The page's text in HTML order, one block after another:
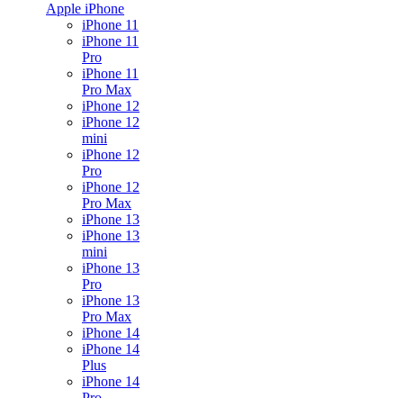
Apple iPhone
iPhone 11
iPhone 11
Pro
iPhone 11
Pro Max
iPhone 12
iPhone 12
mini
iPhone 12
Pro
iPhone 12
Pro Max
iPhone 13
iPhone 13
mini
iPhone 13
Pro
iPhone 13
Pro Max
iPhone 14
iPhone 14
Plus
iPhone 14